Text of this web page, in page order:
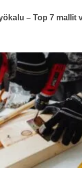
– Top 7 mallit